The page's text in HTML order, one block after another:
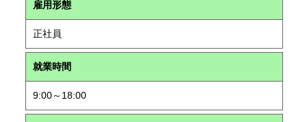
雇用形態
正社員
就業時間
9:00～18:00